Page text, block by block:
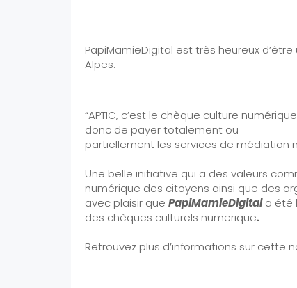
PapiMamieDigital est très heureux
Alpes.
“APTIC, c’est le chèque culture
donc de payer totalement ou
partiellement les services de médiation
Une belle initiative qui a des valeurs
numérique des citoyens ainsi que des
avec plaisir que PapiMamieDigitala été
des chèques culturels numerique.
Retrouvez plus d’informations sur cette